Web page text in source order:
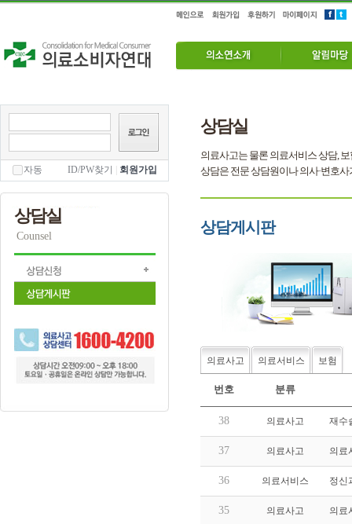
자동 ID/PW찾기 회원가입
상담실
Counsel
상담실
의료사고는 물론 의료서비스 상담,
상담은 전문 상담원이나 의사·변호
상담게시판
의료사고 의료서비스 보험
번호 분류
38 의료사고 재수
37 의료사고 의료
36 의료서비스 정신
35 의료사고 의료